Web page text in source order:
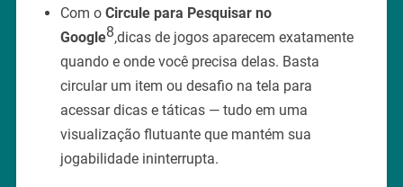
Com o Circule para Pesquisar no
Google8,dicas de jogos aparecem exatamente
quando e onde você precisa delas. Basta
circular um item ou desafio na tela para
acessar dicas e táticas — tudo em uma
visualização flutuante que mantém sua
jogabilidade ininterrupta.